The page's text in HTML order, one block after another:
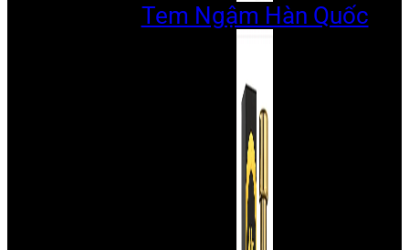
Tem Ngậm Hàn Quốc